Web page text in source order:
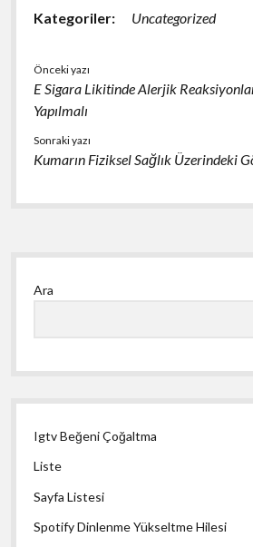
Kategoriler: Uncategorized
Önceki yazı
E Sigara Likitinde Alerjik
Yapılmalı
Sonraki yazı
Kumarın Fiziksel Sağlık Üzerindeki
Yan
Menü
Ara
Igtv Beğeni Çoğaltma
Liste
Sayfa Listesi
Spotify Dinlenme Yükseltme Hilesi